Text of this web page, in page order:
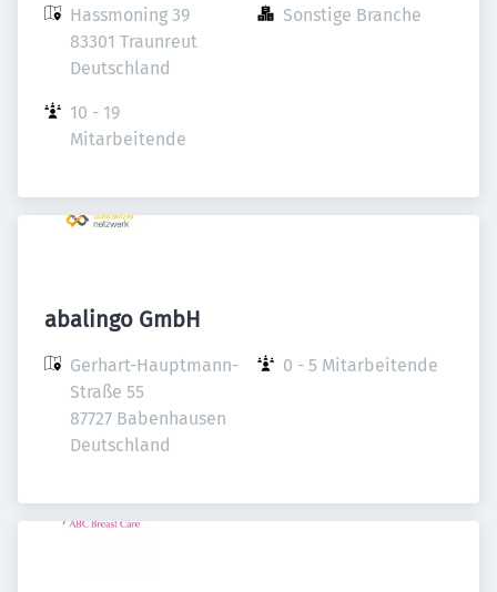
Hassmoning 39
83301 Traunreut
Deutschland
Sonstige Branche
10 - 19
Mitarbeitende
abalingo GmbH
Gerhart-Hauptmann-
Straße 55
87727 Babenhausen
Deutschland
0 - 5 Mitarbeitende